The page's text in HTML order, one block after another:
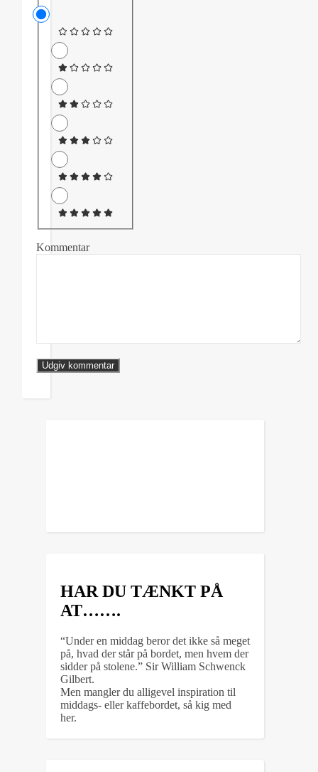
Kommentar
HAR DU TÆNKT PÅ
AT…….
“Under en middag beror det ikke så meget
på, hvad der står på bordet, men hvem der
sidder på stolene.” Sir William Schwenck
Gilbert.
Men mangler du alligevel inspiration til
middags- eller kaffebordet, så kig med
her.